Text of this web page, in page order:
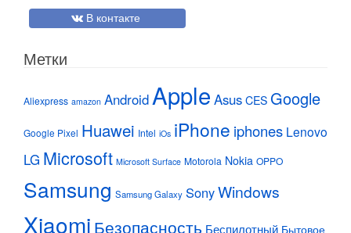
В контакте
Метки
Aliexpress amazon Android Apple Asus CES Google
Google Pixel Huawei Intel iOs iPhone iphones Lenovo
LG Microsoft Microsoft Surface Motorola Nokia OPPO
Samsung Samsung Galaxy SonyWindows
Xiaomi Безопасность Беспилотный Бытовое